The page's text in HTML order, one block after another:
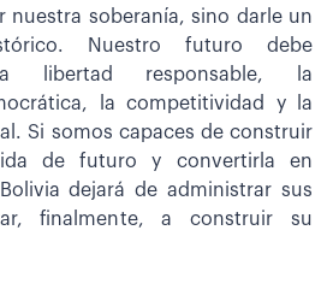
nuestra soberanía, sino darle un
Nuestro futuro debe
libertad responsable, la
la competitividad y la
Si somos capaces de construir
de futuro y convertirla en
dejará de administrar sus
finalmente, a construir su